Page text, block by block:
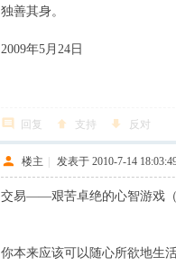
独善其身。
2009年5月24日
回复 支持 反对
楼主 发表于 2010-7-14
交易——艰苦卓绝的心智游戏
你本来应该可以随心所欲地生